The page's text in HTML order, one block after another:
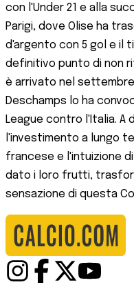
con l'Under 21 e alla
Parigi, dove Olise ha
d'argento con 5 gol e il
definitivo punto di non
è arrivato nel
Deschamps lo ha
League contro l'Italia. A
l'investimento a lungo
francese e l'intuizione
dato i loro frutti,
sensazione di questa